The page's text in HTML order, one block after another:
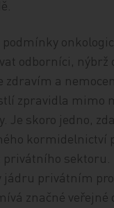
odborníci, nýbrž
zdravím a
zpravidla mimo
Je skoro jedno,
kormidelnictví
privátního sektoru.
jádru privátním
značné veřejné